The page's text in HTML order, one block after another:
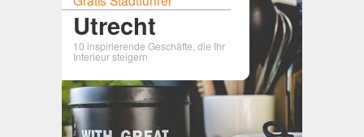
Utrecht
10 inspirierende Geschäfte, die Ihr
Interieur steigern